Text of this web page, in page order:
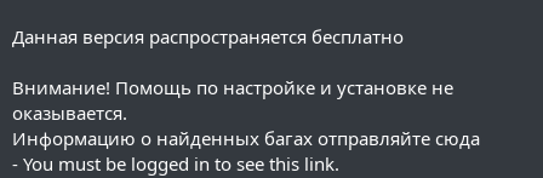
Данная версия распространяется бесплатно
Внимание! Помощь по настройке и установке не
оказывается.
Информацию о найденных багах отправляйте сюда
- You must be logged in to see this link.